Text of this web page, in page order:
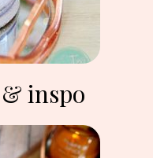
inspo